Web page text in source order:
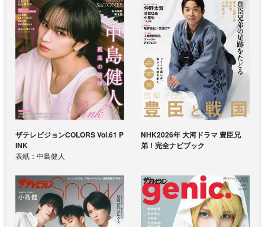
ザテレビジョンCOLORS Vol.61 P
INK
表紙：中島健人
NHK2026年 大河ドラマ 豊臣兄
弟！完全ナビブック